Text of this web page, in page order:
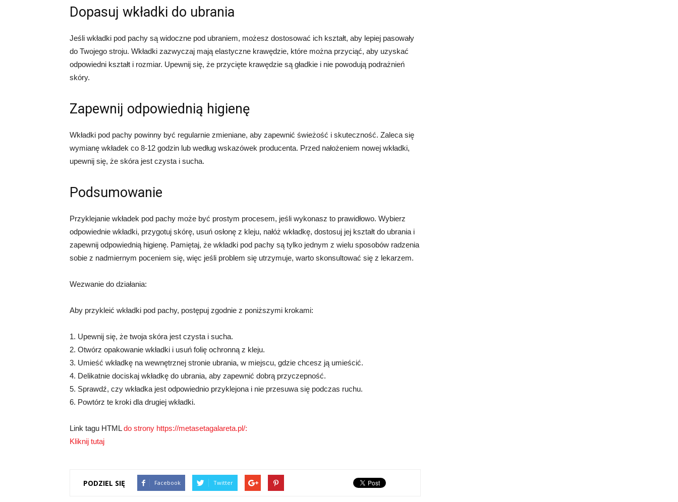
Dopasuj wkładki do ubrania
Jeśli wkładki pod pachy są widoczne pod ubraniem, możesz dostosować ich kształt, aby lepiej pasowały
do Twojego stroju. Wkładki zazwyczaj mają elastyczne krawędzie, które można przyciąć, aby uzyskać
odpowiedni kształt i rozmiar. Upewnij się, że przycięte krawędzie są gładkie i nie powodują podrażnień
skóry.
Zapewnij odpowiednią higienę
Wkładki pod pachy powinny być regularnie zmieniane, aby zapewnić świeżość i skuteczność. Zaleca się
wymianę wkładek co 8-12 godzin lub według wskazówek producenta. Przed nałożeniem nowej wkładki,
upewnij się, że skóra jest czysta i sucha.
Podsumowanie
Przyklejanie wkładek pod pachy może być prostym procesem, jeśli wykonasz to prawidłowo. Wybierz
odpowiednie wkładki, przygotuj skórę, usuń osłonę z kleju, nałóż wkładkę, dostosuj jej kształt do ubrania i
zapewnij odpowiednią higienę. Pamiętaj, że wkładki pod pachy są tylko jednym z wielu sposobów radzenia
sobie z nadmiernym poceniem się, więc jeśli problem się utrzymuje, warto skonsultować się z lekarzem.
Wezwanie do działania:
Aby przykleić wkładki pod pachy, postępuj zgodnie z poniższymi krokami:
1. Upewnij się, że twoja skóra jest czysta i sucha.
2. Otwórz opakowanie wkładki i usuń folię ochronną z kleju.
3. Umieść wkładkę na wewnętrznej stronie ubrania, w miejscu, gdzie chcesz ją umieścić.
4. Delikatnie dociskaj wkładkę do ubrania, aby zapewnić dobrą przyczepność.
5. Sprawdź, czy wkładka jest odpowiednio przyklejona i nie przesuwa się podczas ruchu.
6. Powtórz te kroki dla drugiej wkładki.
Link tagu HTMLdo strony https://metasetagalareta.pl/:
Kliknij tutaj
PODZIEL SIĘ Facebook Twitter